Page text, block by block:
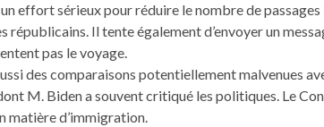
effort sérieux pour réduire le nombre de
républicains. Il tente également d’envoyer un
pas le voyage.
des comparaisons potentiellement malvenues
M. Biden a souvent critiqué les politiques. Le
matière d’immigration.